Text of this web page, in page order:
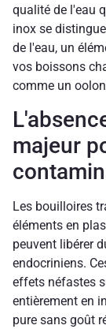
qualité de l'eau
inox se
de l'eau, un
vos boissons
comme un
majeur
Les bouilloires
éléments en
peuvent libérer
endocriniens.
effets néfastes
entièrement en
pure sans goût